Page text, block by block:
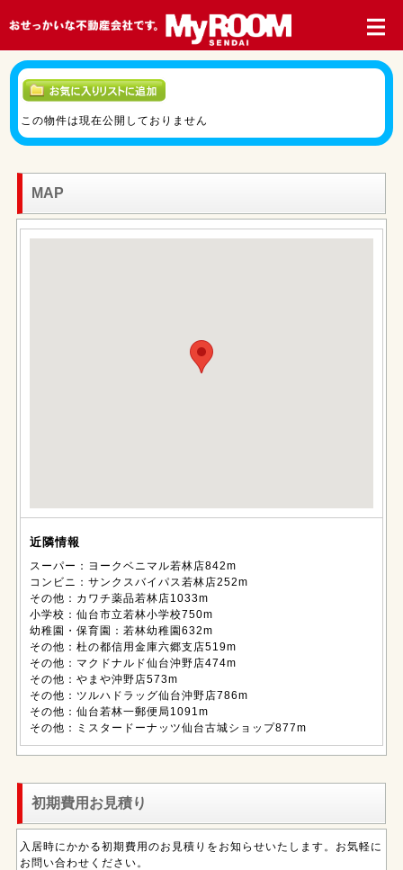
この物件は現在公開しておりません
MAP
近隣情報
スーパー：ヨークベニマル若林店842m
コンビニ：サンクスバイパス若林店252m
その他：カワチ薬品若林店1033m
小学校：仙台市立若林小学校750m
幼稚園・保育園：若林幼稚園632m
その他：杜の都信用金庫六郷支店519m
その他：マクドナルド仙台沖野店474m
その他：やまや沖野店573m
その他：ツルハドラッグ仙台沖野店786m
その他：仙台若林一郵便局1091m
その他：ミスタードーナッツ仙台古城ショップ877m
初期費用お見積り
入居時にかかる初期費用のお見積りをお知らせいたします。お気軽に
お問い合わせください。